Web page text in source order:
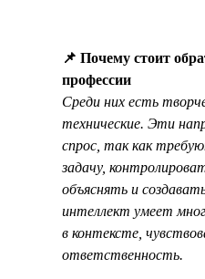
📌 Почему стоит
профессии
Среди них есть
технические. Эти
спрос, так как
задачу,
объяснять и
интеллект умеет
в контексте,
ответственность.